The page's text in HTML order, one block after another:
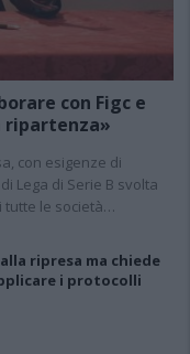
con Figc e
ripartenza»
con esigenze di
Lega di Serie B svolta
tutte le società…
ripresa ma chiede
i protocolli